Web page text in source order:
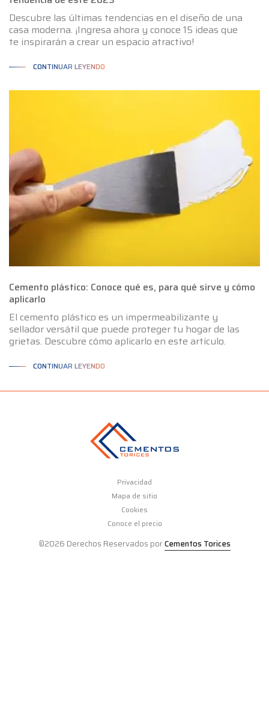
Descubre las últimas tendencias en el diseño de una
casa moderna. ¡Ingresa ahora y conoce 15 ideas que
te inspirarán a crear un espacio atractivo!
CONTINUAR LEYENDO
Cemento plástico: Conoce qué es, para qué sirve y cómo
aplicarlo
El cemento plástico es un impermeabilizante y
sellador versátil que puede proteger tu hogar de las
grietas. Descubre cómo aplicarlo en este artículo.
CONTINUAR LEYENDO
Privacidad
Mapa de sitio
Cookies
Conoce el precio
©2026 Derechos Reservados porCementos Torices